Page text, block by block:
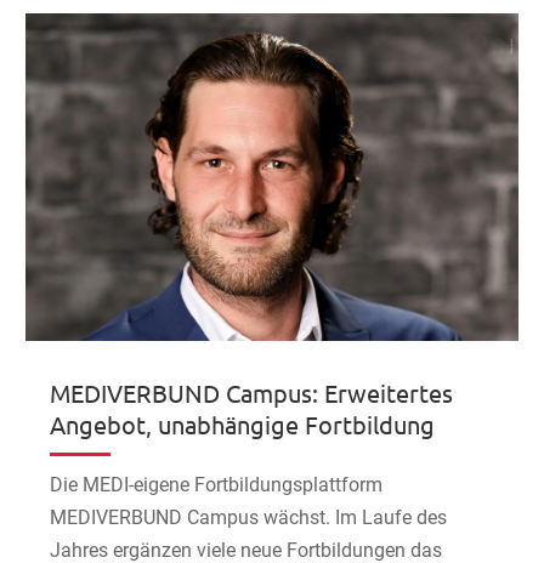
MEDIVERBUND Campus: Erweitertes
Angebot, unabhängige Fortbildung
Die MEDI-eigene Fortbildungsplattform
MEDIVERBUND Campus wächst. Im Laufe des
Jahres ergänzen viele neue Fortbildungen das